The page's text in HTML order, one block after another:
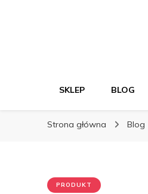
SKLEP BLOG
Strona główna Blog
PRODUKT